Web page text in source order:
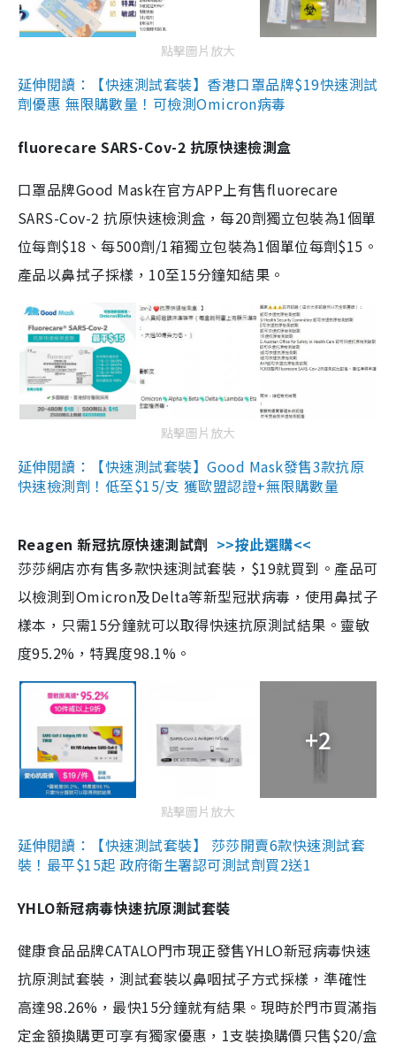
點擊圖片放大
延伸閱讀：【快速測試套裝】香港口罩品牌$19快速測試
劑優惠 無限購數量！可檢測Omicron病毒
fluorecare SARS-Cov-2 抗原快速檢測盒
口罩品牌Good Mask在官方APP上有售fluorecare
SARS-Cov-2 抗原快速檢測盒，每20劑獨立包裝為1個單
位每劑$18、每500劑/1箱獨立包裝為1個單位每劑$15。
產品以鼻拭子採樣，10至15分鐘知結果。
點擊圖片放大
延伸閱讀：【快速測試套裝】Good Mask發售3款抗原
快速檢測劑！低至$15/支 獲歐盟認證+無限購數量
Reagen 新冠抗原快速測試劑 >>按此選購<<
莎莎網店亦有售多款快速測試套裝，$19就買到。產品可
以檢測到Omicron及Delta等新型冠狀病毒，使用鼻拭子
樣本，只需15分鐘就可以取得快速抗原測試結果。靈敏
度95.2%，特異度98.1%。
+2
點擊圖片放大
延伸閱讀：【快速測試套裝】 莎莎開賣6款快速測試套
裝！最平$15起 政府衛生署認可測試劑買2送1
YHLO新冠病毒快速抗原測試套裝
健康食品品牌CATALO門市現正發售YHLO新冠病毒快速
抗原測試套裝，測試套裝以鼻咽拭子方式採樣，準確性
高達98.26%，最快15分鐘就有結果。現時於門市買滿指
定金額換購更可享有獨家優惠，1支裝換購價只售$20/盒